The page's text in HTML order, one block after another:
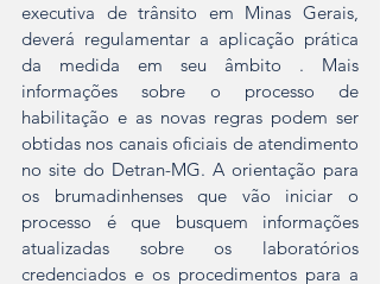
executiva de trânsito em Minas Gerais,
deverá regulamentar a aplicação prática
da medida em seu âmbito . Mais
informações sobre o processo de
habilitação e as novas regras podem ser
obtidas nos canais oficiais de atendimento
no site do Detran-MG. A orientação para
os brumadinhenses que vão iniciar o
processo é que busquem informações
atualizadas sobre os laboratórios
credenciados e os procedimentos para a